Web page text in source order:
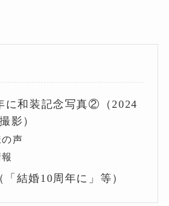
に和装記念写真②（2024
影）
声
「結婚10周年に」等）